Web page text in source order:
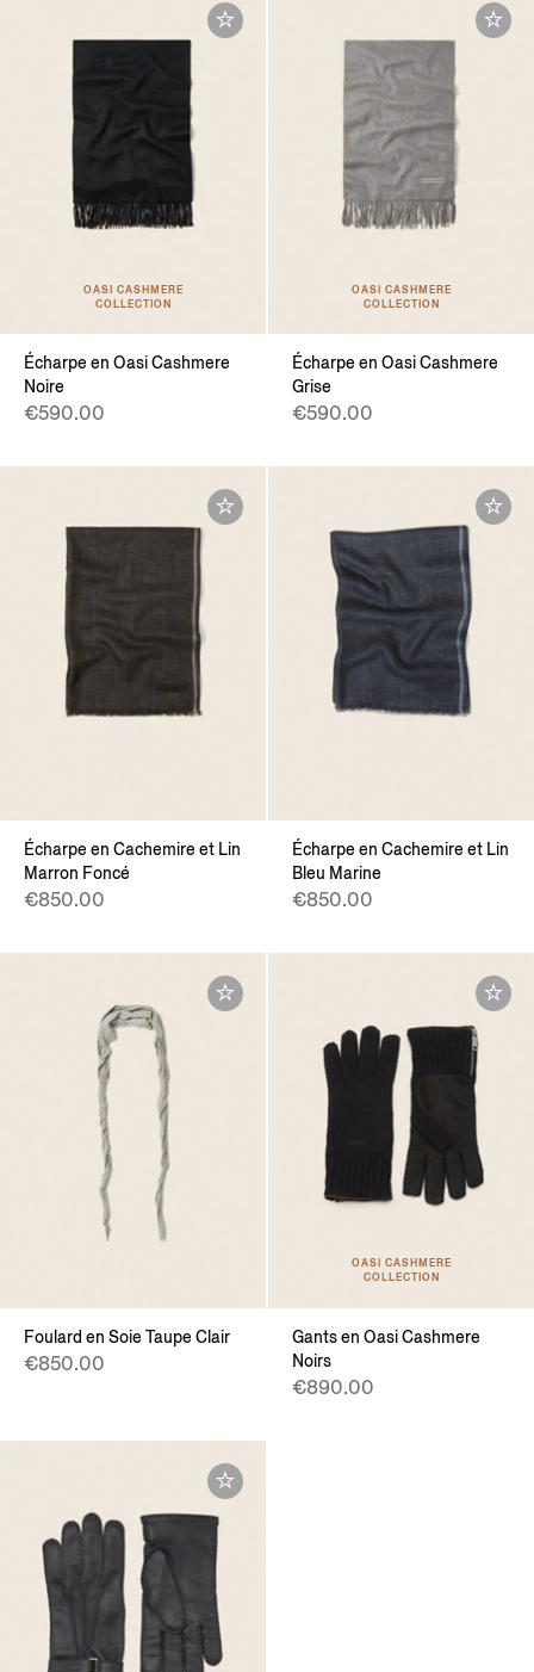
OASI CASHMERE
COLLECTION
Écharpe en Oasi Cashmere
Noire
€590.00
OASI CASHMERE
COLLECTION
Écharpe en Oasi Cashmere
Grise
€590.00
Écharpe en Cachemire et Lin
Marron Foncé
€850.00
Écharpe en Cachemire et Lin
Bleu Marine
€850.00
Foulard en Soie Taupe Clair
€850.00
OASI CASHMERE
COLLECTION
Gants en Oasi Cashmere
Noirs
€890.00